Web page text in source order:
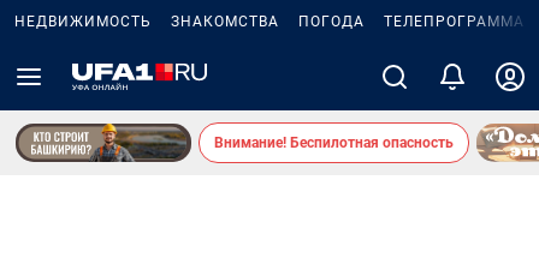
НЕДВИЖИМОСТЬ ЗНАКОМСТВА ПОГОДА ТЕЛЕПРОГРАММА
Внимание! Беспилотная опасность